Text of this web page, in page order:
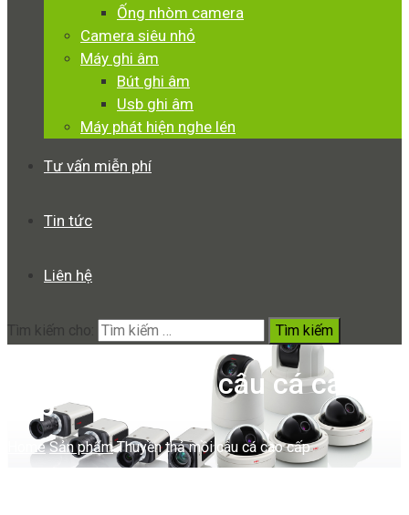
Ống nhòm camera
Camera siêu nhỏ
Máy ghi âm
Bút ghi âm
Usb ghi âm
Máy phát hiện nghe lén
Tư vấn miễn phí
Tin tức
Liên hệ
Tìm kiếm cho:
Thuyền thả mồi câu cá cao
cấp
Home Sản phẩm Thuyền thả mồi câu cá cao cấp